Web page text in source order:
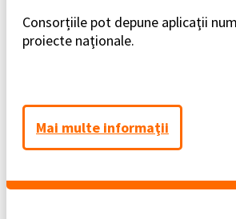
Consorțiile pot depune aplicaţii
proiecte naţionale.
Mai multe informaţii